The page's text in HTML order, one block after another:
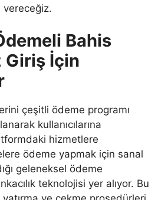
vereceğiz.
Bahis
Giriş İçin
çeşitli ödeme programı
kullanıcılarına
hizmetlere
ödeme yapmak için sanal
geleneksel ödeme
teknolojisi yer alıyor. Bu